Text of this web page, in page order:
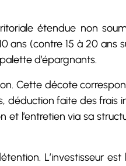
étendue non
ans (contre 15 à 20
d’épargnants.
Cette décote
déduction faite des frais
l’entretien via sa
L’investisseur